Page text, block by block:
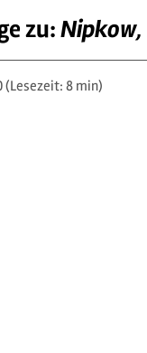
zu:
(Lesezeit: 8 min)